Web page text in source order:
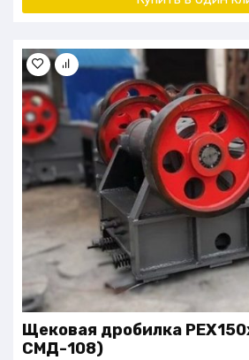
Щековая дробилка
СМД-108)